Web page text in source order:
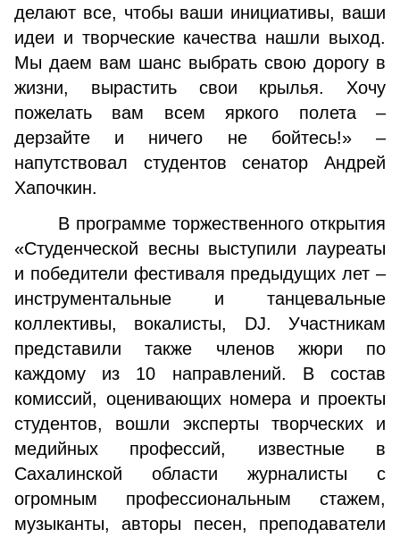
делают все, чтобы ваши инициативы, ваши
идеи и творческие качества нашли выход.
Мы даем вам шанс выбрать свою дорогу в
жизни, вырастить свои крылья. Хочу
пожелать вам всем яркого полета –
дерзайте и ничего не бойтесь!» –
напутствовал студентов сенатор Андрей
Хапочкин.
В программе торжественного открытия
«Студенческой весны выступили лауреаты
и победители фестиваля предыдущих лет –
инструментальные и танцевальные
коллективы, вокалисты, DJ. Участникам
представили также членов жюри по
каждому из 10 направлений. В состав
комиссий, оценивающих номера и проекты
студентов, вошли эксперты творческих и
медийных профессий, известные в
Сахалинской области журналисты с
огромным профессиональным стажем,
музыканты, авторы песен, преподаватели